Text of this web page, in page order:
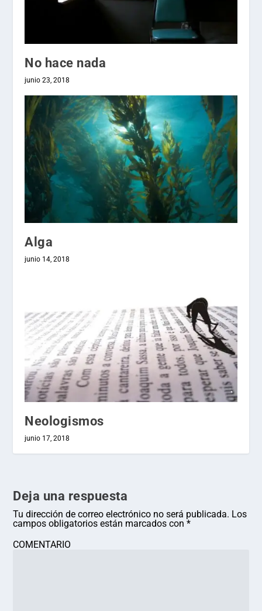
No hace nada
junio 23, 2018
Alga
junio 14, 2018
Neologismos
junio 17, 2018
Deja una respuesta
Tu dirección de correo electrónico no será publicada. Los
campos obligatorios están marcados con*
COMENTARIO